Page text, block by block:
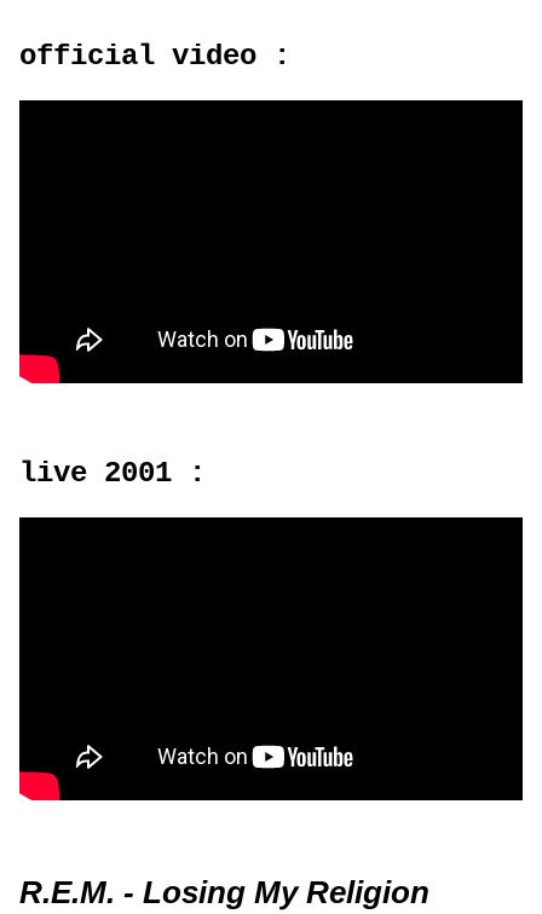
official video :
live 2001 :
R.E.M. - Losing My Religion